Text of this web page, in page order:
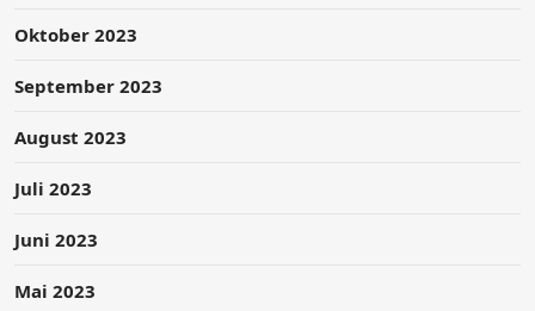
Oktober 2023
September 2023
August 2023
Juli 2023
Juni 2023
Mai 2023